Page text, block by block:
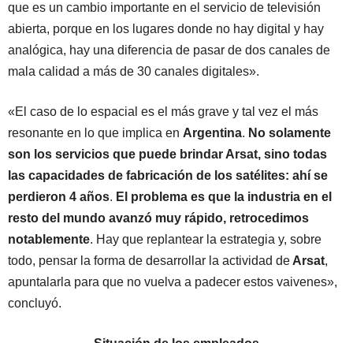
que es un cambio importante en el servicio de televisión
abierta, porque en los lugares donde no hay digital y hay
analógica, hay una diferencia de pasar de dos canales de
mala calidad a más de 30 canales digitales».
«El caso de lo espacial es el más grave y tal vez el más
resonante en lo que implica en Argentina. No solamente
son los servicios que puede brindar Arsat, sino todas
las capacidades de fabricación de los satélites: ahí se
perdieron 4 años. El problema es que la industria en el
resto del mundo avanzó muy rápido, retrocedimos
notablemente. Hay que replantear la estrategia y, sobre
todo, pensar la forma de desarrollar la actividad de Arsat,
apuntalarla para que no vuelva a padecer estos vaivenes»,
concluyó.